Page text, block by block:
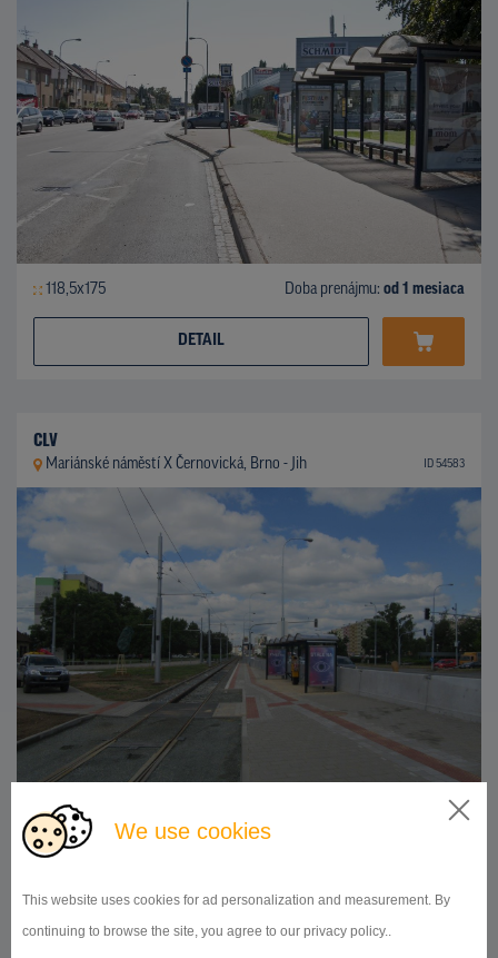
We use cookies
This website uses cookies for ad personalization and measurement. By
continuing to browse the site, you agree to our privacy policy..
118,5x175 Doba prenájmu: od 1 mesiaca
DETAIL
CLV
Mariánské náměstí X Černovická, Brno - Jih ID 54583
118,5x175 od 1 mesiaca